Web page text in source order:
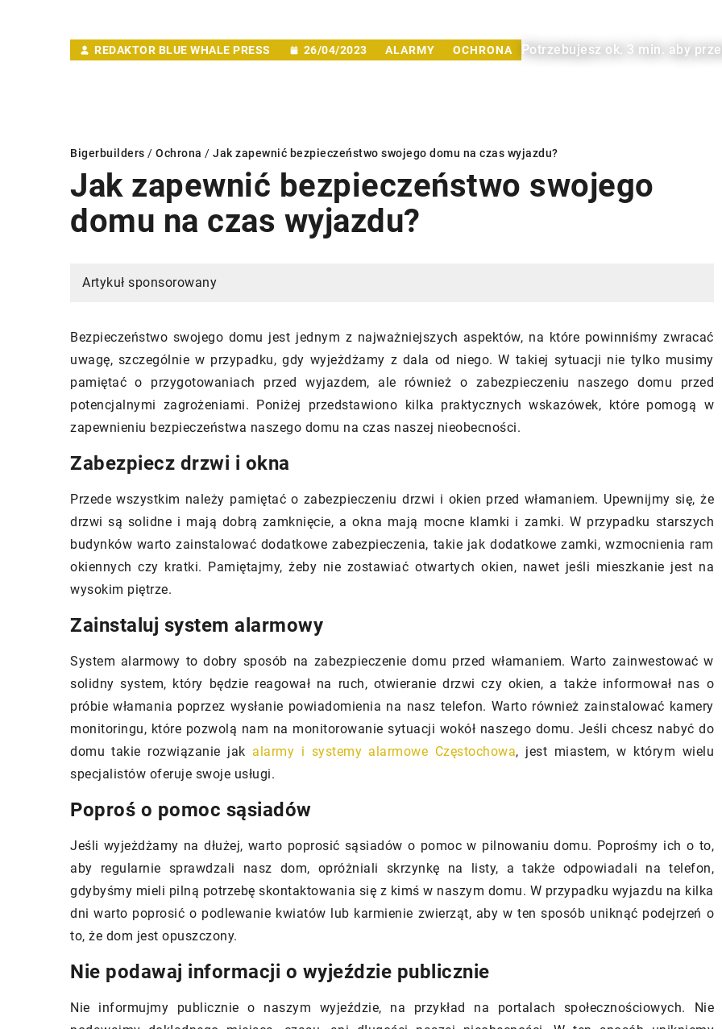
REDAKTOR BLUE WHALE PRESS 26/04/2023 ALARMY OCHRONA Potrzebujesz ok. 3 min. aby
Bigerbuilders / Ochrona / Jak zapewnić bezpieczeństwo swojego domu na czas wyjazdu?
Jak zapewnić bezpieczeństwo swojego
domu na czas wyjazdu?
Artykuł sponsorowany
Bezpieczeństwo swojego domu jest jednym z najważniejszych aspektów, na które powinniśmy zwracać
uwagę, szczególnie w przypadku, gdy wyjeżdżamy z dala od niego. W takiej sytuacji nie tylko musimy
pamiętać o przygotowaniach przed wyjazdem, ale również o zabezpieczeniu naszego domu przed
potencjalnymi zagrożeniami. Poniżej przedstawiono kilka praktycznych wskazówek, które pomogą w
zapewnieniu bezpieczeństwa naszego domu na czas naszej nieobecności.
Zabezpiecz drzwi i okna
Przede wszystkim należy pamiętać o zabezpieczeniu drzwi i okien przed włamaniem. Upewnijmy się, że
drzwi są solidne i mają dobrą zamknięcie, a okna mają mocne klamki i zamki. W przypadku starszych
budynków warto zainstalować dodatkowe zabezpieczenia, takie jak dodatkowe zamki, wzmocnienia ram
okiennych czy kratki. Pamiętajmy, żeby nie zostawiać otwartych okien, nawet jeśli mieszkanie jest na
wysokim piętrze.
Zainstaluj system alarmowy
System alarmowy to dobry sposób na zabezpieczenie domu przed włamaniem. Warto zainwestować w
solidny system, który będzie reagował na ruch, otwieranie drzwi czy okien, a także informował nas o
próbie włamania poprzez wysłanie powiadomienia na nasz telefon. Warto również zainstalować kamery
monitoringu, które pozwolą nam na monitorowanie sytuacji wokół naszego domu. Jeśli chcesz nabyć do
domu takie rozwiązanie jak alarmy i systemy alarmowe Częstochowa, jest miastem, w którym wielu
specjalistów oferuje swoje usługi.
Poproś o pomoc sąsiadów
Jeśli wyjeżdżamy na dłużej, warto poprosić sąsiadów o pomoc w pilnowaniu domu. Poprośmy ich o to,
aby regularnie sprawdzali nasz dom, opróżniali skrzynkę na listy, a także odpowiadali na telefon,
gdybyśmy mieli pilną potrzebę skontaktowania się z kimś w naszym domu. W przypadku wyjazdu na kilka
dni warto poprosić o podlewanie kwiatów lub karmienie zwierząt, aby w ten sposób uniknąć podejrzeń o
to, że dom jest opuszczony.
Nie podawaj informacji o wyjeździe publicznie
Nie informujmy publicznie o naszym wyjeździe, na przykład na portalach społecznościowych. Nie
BUDOWA DOMU MATERIAŁY
24/04/2023
Jakie materiały budowlane są
ekonomiczne?
Materiały budowlane stanowią
kluczowy element procesu
budowlanego. Wybór odpowiednich
materiałów jest ważny nie tylko pod
względem estetyki, ale również pod
kątem trwałości, ekonomiczności oraz
zgodności z wymaganiami
dotyczącymi bezpieczeństwa i
ochrony środowiska. W tym artykule
omówimy, jakie materiały budowlane
są najtrwalsze i ekonomiczne, aby
pomóc w wyborze odpowiednich
materiałów budowlanych.
BUDOWA DOMU INSTALACJE
28/04/2023
„Ekogroszek do pieca – ekologiczne
jednorodzinnych „
Ekogroszek do pieca to coraz
popularniejsze rozwiązanie wśród
właścicieli domów jednorodzinnych,
którzy chcą ograniczyć swoje zużycie
artykule przedstawimy korzyści
ekogroszku do pieca dla środowiska
oraz pokażemy, jakie oszczędności
można osiągnąć dzięki temu
ekologicznemu rozwiązaniu.
20/11/2025
domu?
Odkryj zalety ogrzewania
podłogowego, które zapewnia
komfort, oszczędność energii
lepsze.